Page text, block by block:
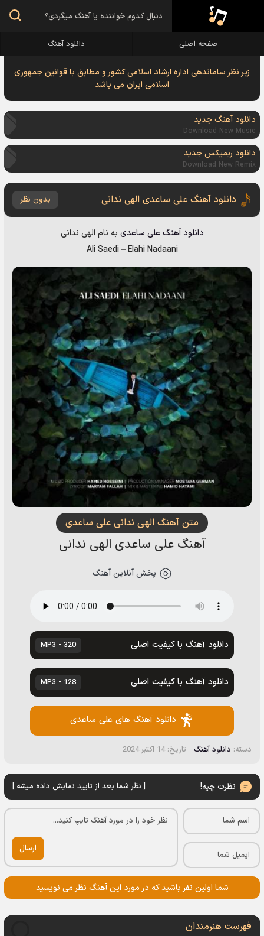
صفحه اصلی دانلود آهنگ
زیر نظر ساماندهی اداره ارشاد اسلامی کشور و مطابق با قوانین جمهوری
اسلامی ایران می باشد
دانلود آهنگ جدید
Download New Music
دانلود ریمیکس جدید
Download New Remix
دانلود آهنگ علی ساعدی الهی ندانی بدون نظر
دانلود آهنگعلی ساعدی به نام الهی ندانی
Ali Saedi–Elahi Nadaani
متن آهنگ الهی ندانی علی ساعدی
آهنگ علی ساعدی الهی ندانی
پخش آنلاین آهنگ
دانلود آهنگ با کیفیت اصلی 320 - MP3
دانلود آهنگ با کیفیت اصلی 128 - MP3
دانلود آهنگ های علی ساعدی
دسته: دانلود آهنگ تاریخ: 14 اکتبر 2024
نظرت چیه! [ نظر شما بعد از تایید نمایش داده میشه ]
ارسال
شما اولین نفر باشید که در مورد این آهنگ نظر می نویسید
فهرست هنرمندان